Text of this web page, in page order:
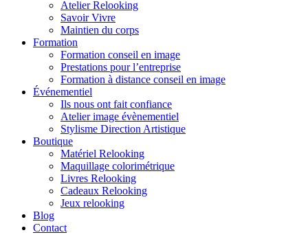
Atelier Relooking
Savoir Vivre
Maintien du corps
Formation
Formation conseil en image
Prestations pour l’entreprise
Formation à distance conseil en image
Événementiel
Ils nous ont fait confiance
Atelier image évènementiel
Stylisme Direction Artistique
Boutique
Matériel Relooking
Maquillage colorimétrique
Livres Relooking
Cadeaux Relooking
Jeux relooking
Blog
Contact